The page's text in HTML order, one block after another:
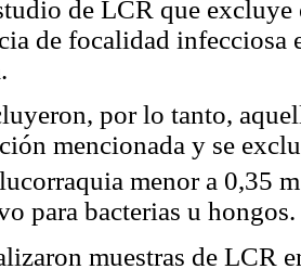
de LCR que
de focalidad
por lo tanto,
mencionada y se
menor a 0,35
para bacterias u hongos.
muestras de LCR